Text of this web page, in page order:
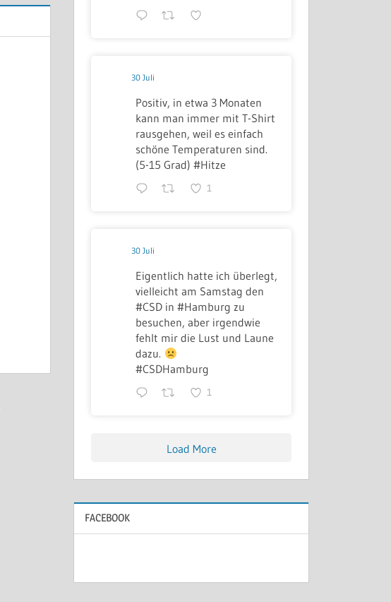
30 Juli
Positiv, in etwa 3 Monaten
kann man immer mit T-Shirt
rausgehen, weil es einfach
schöne Temperaturen sind.
(5-15 Grad) #Hitze
1
30 Juli
Eigentlich hatte ich überlegt,
vielleicht am Samstag den
#CSD in #Hamburg zu
besuchen, aber irgendwie
fehlt mir die Lust und Laune
dazu.
#CSDHamburg
1
Load More
FACEBOOK